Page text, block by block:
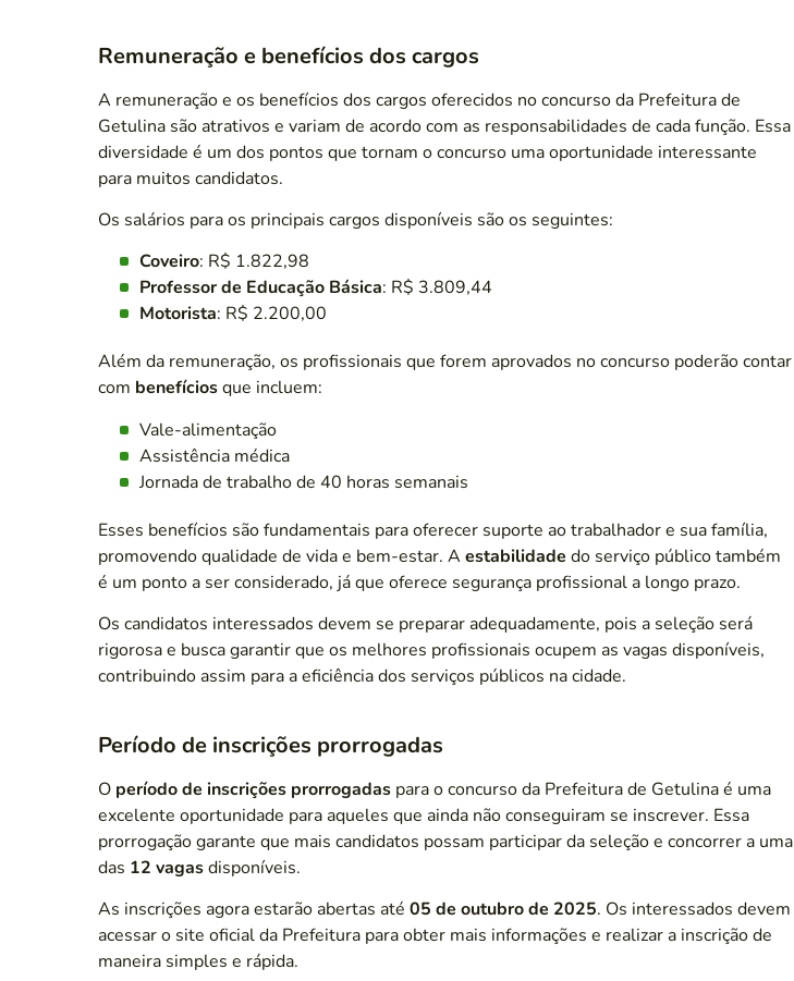
Remuneração e benefícios dos cargos
A remuneração e os benefícios dos cargos oferecidos no concurso da Prefeitura de
Getulina são atrativos e variam de acordo com as responsabilidades de cada função. Essa
diversidade é um dos pontos que tornam o concurso uma oportunidade interessante
para muitos candidatos.
Os salários para os principais cargos disponíveis são os seguintes:
Coveiro: R$ 1.822,98
Professor de Educação Básica: R$ 3.809,44
Motorista: R$ 2.200,00
Além da remuneração, os profissionais que forem aprovados no concurso poderão contar
com benefíciosque incluem:
Vale-alimentação
Assistência médica
Jornada de trabalho de 40 horas semanais
Esses benefícios são fundamentais para oferecer suporte ao trabalhador e sua família,
promovendo qualidade de vida e bem-estar. A estabilidade do serviço público também
é um ponto a ser considerado, já que oferece segurança profissional a longo prazo.
Os candidatos interessados devem se preparar adequadamente, pois a seleção será
rigorosa e busca garantir que os melhores profissionais ocupem as vagas disponíveis,
contribuindo assim para a eficiência dos serviços públicos na cidade.
Período de inscrições prorrogadas
O período de inscrições prorrogadas para o concurso da Prefeitura de Getulina é uma
excelente oportunidade para aqueles que ainda não conseguiram se inscrever. Essa
prorrogação garante que mais candidatos possam participar da seleção e concorrer a uma
das 12 vagasdisponíveis.
As inscrições agora estarão abertas até 05 de outubro de 2025. Os interessados devem
acessar o site oficial da Prefeitura para obter mais informações e realizar a inscrição de
maneira simples e rápida.